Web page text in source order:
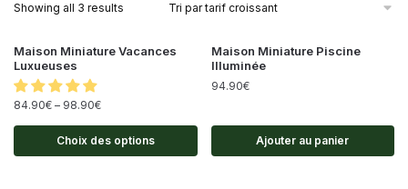
Showing all 3 results
Maison Miniature Vacances
Luxueuses
84.90€ – 98.90€
Choix des options
Maison Miniature Piscine
Illuminée
94.90€
Ajouter au panier